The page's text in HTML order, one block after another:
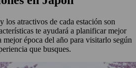
los atractivos de cada estación son
te ayudará a planificar mejor
época del año para visitarlo según
que busques.